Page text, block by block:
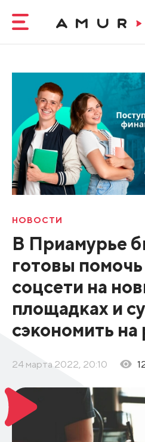
НОВОСТИ
В Приамурье
готовы
соцсети на
площадках и
сэкономить на
24 марта 2022, 20:10